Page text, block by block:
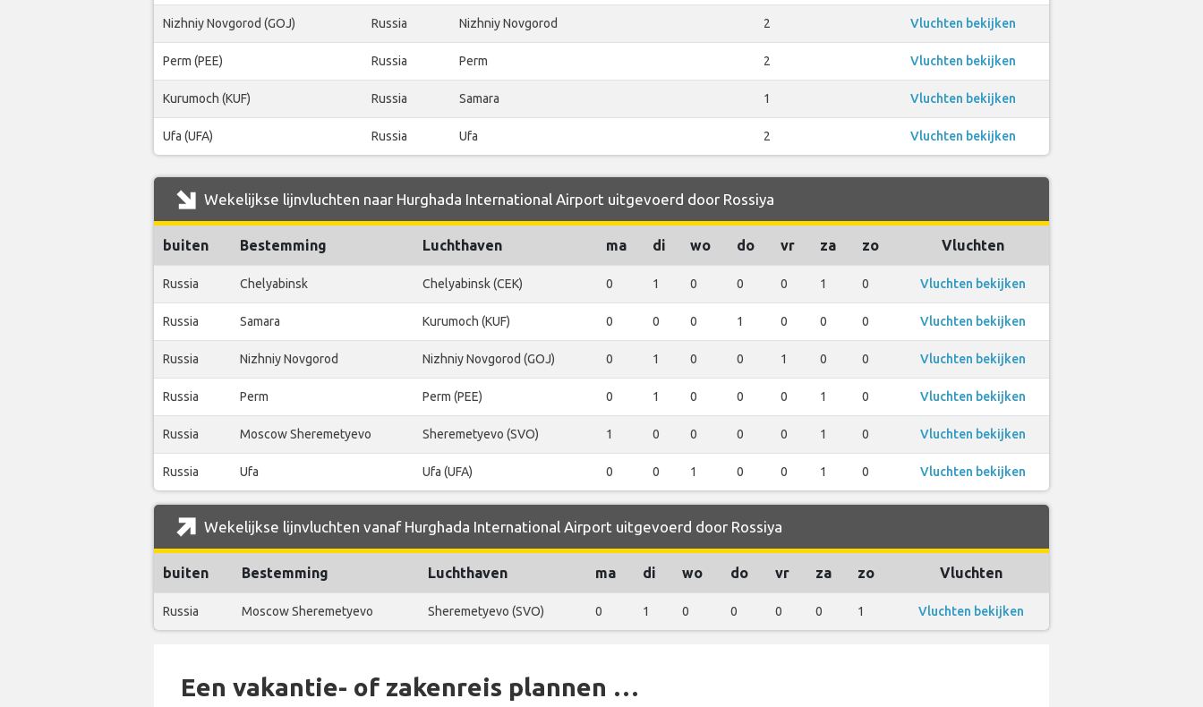
Nizhniy Novgorod (GOJ) Russia Nizhniy Novgorod 2 Vluchten bekijken
Perm (PEE) Russia Perm 2 Vluchten bekijken
Kurumoch (KUF) Russia Samara 1 Vluchten bekijken
Ufa (UFA) Russia Ufa 2 Vluchten bekijken
Wekelijkse lijnvluchten naar Hurghada International Airport uitgevoerd door Rossiya
buiten Bestemming Luchthaven ma di wo do vr za zo Vluchten
Russia Chelyabinsk Chelyabinsk (CEK) 0 1 0 0 0 1 0 Vluchten bekijken
Russia Samara Kurumoch (KUF) 0 0 0 1 0 0 0 Vluchten bekijken
Russia Nizhniy Novgorod Nizhniy Novgorod (GOJ) 0 1 0 0 1 0 0 Vluchten bekijken
Russia Perm Perm (PEE) 0 1 0 0 0 1 0 Vluchten bekijken
Russia Moscow Sheremetyevo Sheremetyevo (SVO) 1 0 0 0 0 1 0 Vluchten bekijken
Russia Ufa Ufa (UFA) 0 0 1 0 0 1 0 Vluchten bekijken
Wekelijkse lijnvluchten vanaf Hurghada International Airport uitgevoerd door Rossiya
buiten Bestemming Luchthaven ma di wo do vr za zo Vluchten
Russia Moscow Sheremetyevo Sheremetyevo (SVO) 0 1 0 0 0 0 1 Vluchten bekijken
Een vakantie- of zakenreis plannen …